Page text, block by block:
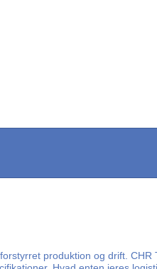
produktion og drift.